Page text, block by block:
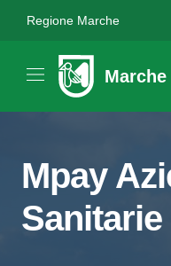
Regione Marche
Mpay
Sanitarie